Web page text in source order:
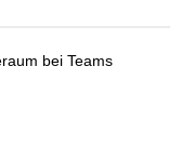
bei Teams